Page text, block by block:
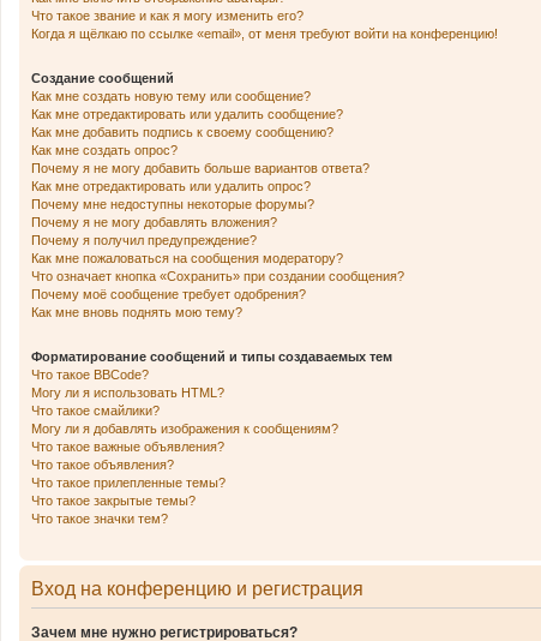
Что такое звание и как я могу изменить его?
Когда я щёлкаю по ссылке «email», от меня требуют войти на конференцию!
Создание сообщений
Как мне создать новую тему или сообщение?
Как мне отредактировать или удалить сообщение?
Как мне добавить подпись к своему сообщению?
Как мне создать опрос?
Почему я не могу добавить больше вариантов ответа?
Как мне отредактировать или удалить опрос?
Почему мне недоступны некоторые форумы?
Почему я не могу добавлять вложения?
Почему я получил предупреждение?
Как мне пожаловаться на сообщения модератору?
Что означает кнопка «Сохранить» при создании сообщения?
Почему моё сообщение требует одобрения?
Как мне вновь поднять мою тему?
Форматирование сообщений и типы создаваемых тем
Что такое BBCode?
Могу ли я использовать HTML?
Что такое смайлики?
Могу ли я добавлять изображения к сообщениям?
Что такое важные объявления?
Что такое объявления?
Что такое прилепленные темы?
Что такое закрытые темы?
Что такое значки тем?
Вход на конференцию и регистрация
Зачем мне нужно регистрироваться?